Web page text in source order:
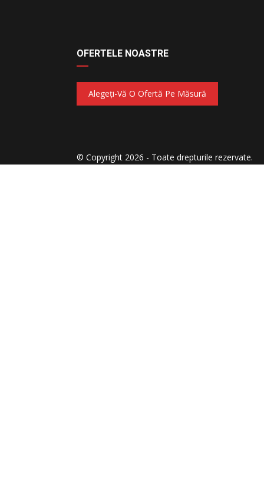
OFERTELE NOASTRE
Alegeți-Vă O Ofertă Pe Măsură
© Copyright 2026 - Toate drepturile rezervate.